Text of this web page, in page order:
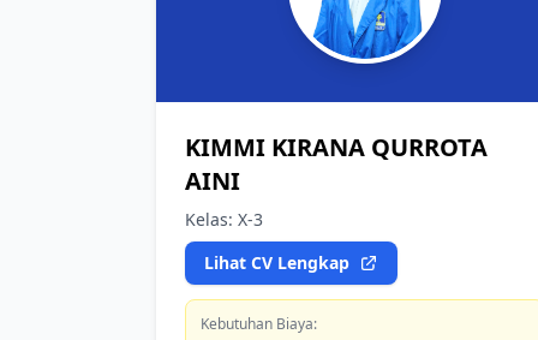
KIMMI KIRANA QURROTA
AINI
Kelas: X-3
Lihat CV Lengkap
Kebutuhan Biaya: